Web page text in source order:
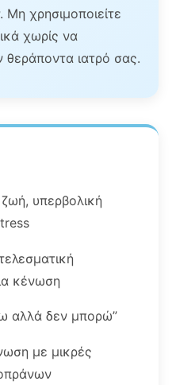
Μη χρησιμοποιείτε
χωρίς να
θεράποντα ιατρό σας.
ζωή, υπερβολική
κένωση
αλλά δεν μπορώ”
με μικρές